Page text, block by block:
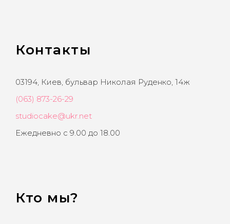
Контакты
03194, Киев, бульвар Николая Руденко, 14ж
(063) 873-26-29
studiocake@ukr.net
Ежедневно с 9.00 до 18.00
Кто мы?